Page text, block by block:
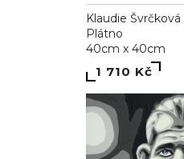
Klaudie Švrčková
Plátno
40cm x 40cm
1 710 Kč